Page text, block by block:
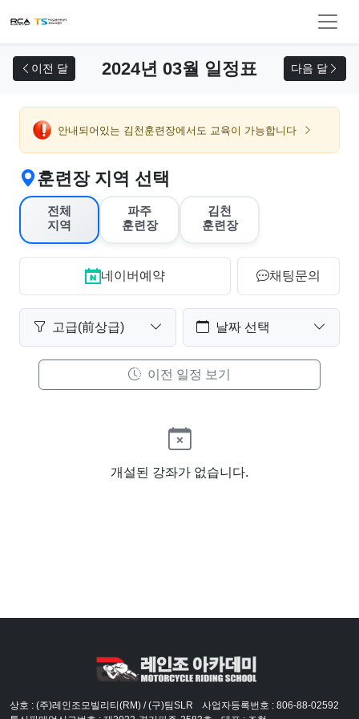
이전 달 2024년 03월 일정표 다음 달
안내되어있는 김천훈련장에서도 교육이 가능합니다
훈련장 지역 선택
전체
지역
파주
훈련장
김천
훈련장
네이버예약 채팅문의
고급(前상급) 날짜 선택
이전 일정 보기
개설된 강좌가 없습니다.
상호 : (주)레인조모빌리티(RM) / (구)팀SLR
사업자등록번호 : 806-88-02592